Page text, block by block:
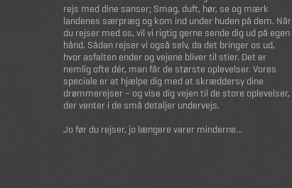
rejs med dine sanser; Smag, duft, hør, se og mærk
landenes særpræg og kom ind under huden på dem. Når
du rejser med os, vil vi rigtig gerne sende dig ud på egen
hånd. Sådan rejser vi også selv, da det bringer os ud,
hvor asfalten ender og vejene bliver til stier. Det er
nemlig ofte dér, man får de største oplevelser. Vores
speciale er at hjælpe dig med at skræddersy dine
drømmerejser – og vise dig vejen til de store oplevelser,
der venter i de små detaljer undervejs.
Jo før du rejser, jo længere varer minderne...